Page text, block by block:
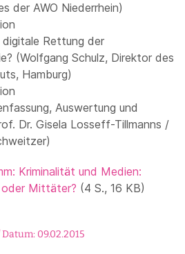
der AWO Niederrhein)
digitale Rettung der
(Wolfgang Schulz, Direktor des
Hamburg)
Auswertung und
Dr. Gisela Losseff-Tillmanns /
Kriminalität und Medien:
Mittäter? (4 S., 16 KB)
09.02.2015